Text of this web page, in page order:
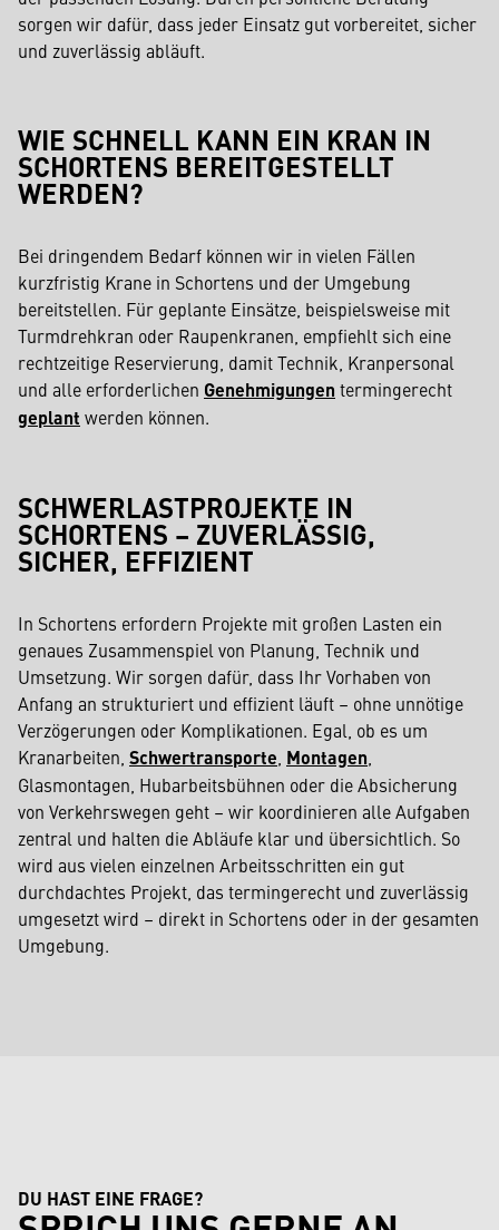
sorgen wir dafür, dass jeder Einsatz gut vorbereitet, sicher
und zuverlässig abläuft.
WIE SCHNELL KANN EIN KRAN IN
SCHORTENS BEREITGESTELLT
WERDEN?
Bei dringendem Bedarf können wir in vielen Fällen
kurzfristig Krane in Schortens und der Umgebung
bereitstellen. Für geplante Einsätze, beispielsweise mit
Turmdrehkran oder Raupenkranen, empfiehlt sich eine
rechtzeitige Reservierung, damit Technik, Kranpersonal
und alle erforderlichen Genehmigungen termingerecht
geplant werden können.
SCHWERLASTPROJEKTE IN
SCHORTENS – ZUVERLÄSSIG,
SICHER, EFFIZIENT
In Schortens erfordern Projekte mit großen Lasten ein
genaues Zusammenspiel von Planung, Technik und
Umsetzung. Wir sorgen dafür, dass Ihr Vorhaben von
Anfang an strukturiert und effizient läuft – ohne unnötige
Verzögerungen oder Komplikationen. Egal, ob es um
Kranarbeiten, Schwertransporte Montagen
Glasmontagen, Hubarbeitsbühnen oder die Absicherung
von Verkehrswegen geht – wir koordinieren alle Aufgaben
zentral und halten die Abläufe klar und übersichtlich. So
wird aus vielen einzelnen Arbeitsschritten ein gut
durchdachtes Projekt, das termingerecht und zuverlässig
umgesetzt wird – direkt in Schortens oder in der gesamten
Umgebung.
DU HAST EINE FRAGE?